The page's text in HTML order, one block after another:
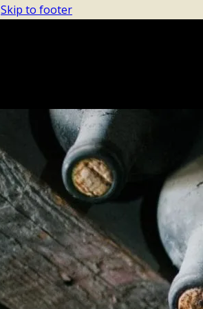
Skip to footer